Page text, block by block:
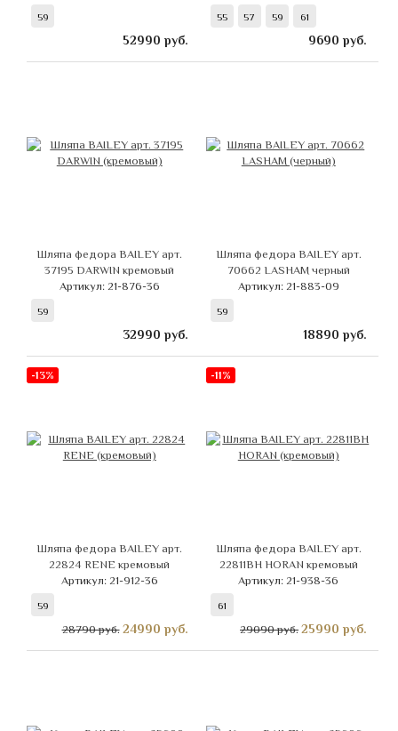
59
52990 руб.
55 57 59 61
9690 руб.
Шляпа федора BAILEY арт.
37195 DARWIN кремовый
Артикул: 21-876-36
59
32990 руб.
Шляпа федора BAILEY арт.
70662 LASHAM черный
Артикул: 21-883-09
59
18890 руб.
-13%
Шляпа федора BAILEY арт.
22824 RENE кремовый
Артикул: 21-912-36
59
28790 руб. 24990 руб.
-11%
Шляпа федора BAILEY арт.
22811BH HORAN кремовый
Артикул: 21-938-36
61
29090 руб. 25990 руб.